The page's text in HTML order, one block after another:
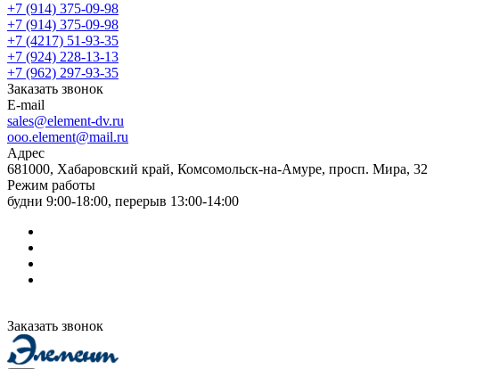
+7 (914) 375-09-98
+7 (914) 375-09-98
+7 (4217) 51-93-35
+7 (924) 228-13-13
+7 (962) 297-93-35
Заказать звонок
E-mail
sales@element-dv.ru
ooo.element@mail.ru
Адрес
681000, Хабаровский край, Комсомольск-на-Амуре, просп. Мира, 32
Режим работы
будни 9:00-18:00, перерыв 13:00-14:00
Заказать звонок